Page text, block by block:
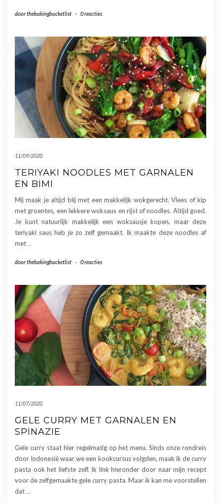
doorthebakingbucketlist - 0 reacties
11/09/2020
TERIYAKI NOODLES MET GARNALEN
EN BIMI
Mij maak je altijd blij met een makkelijk wokgerecht. Vlees of kip
met groentes, een lekkere woksaus en rijst of noodles. Altijd goed.
Je kunt natuurlijk makkelijk een woksausje kopen, maar deze
teriyaki saus heb je zo zelf gemaakt. Ik maakte deze noodles af
met …
doorthebakingbucketlist - 0 reacties
11/07/2020
GELE CURRY MET GARNALEN EN
SPINAZIE
Gele curry staat hier regelmatig op het menu. Sinds onze rondreis
door Indonesië waar we een kookcursus volgden, maak ik de curry
pasta ook het liefste zelf. Ik link hieronder door naar mijn recept
voor de zelfgemaakte gele curry pasta. Maar ik kan me voorstellen
dat …